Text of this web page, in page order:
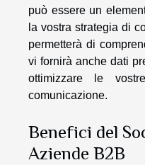
può essere un
la vostra strategia di
permetterà di
vi fornirà anche dati
ottimizzare le
comunicazione.
Benefici del
Aziende B2B